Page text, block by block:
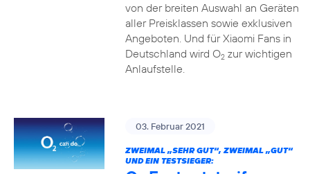
von der breiten Auswahl an Geräten
aller Preisklassen sowie exklusiven
Angeboten. Und für Xiaomi Fans in
Deutschland wird O2zur wichtigen
Anlaufstelle.
03. Februar 2021
ZWEIMAL „SEHR GUT“, ZWEIMAL „GUT“
UND EIN TESTSIEGER: